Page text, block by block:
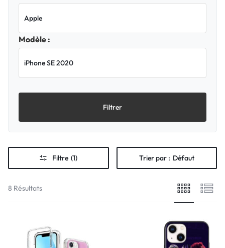
Modèle :
Filtrer
Filtre (1) Trier par : Défaut
8 Résultats